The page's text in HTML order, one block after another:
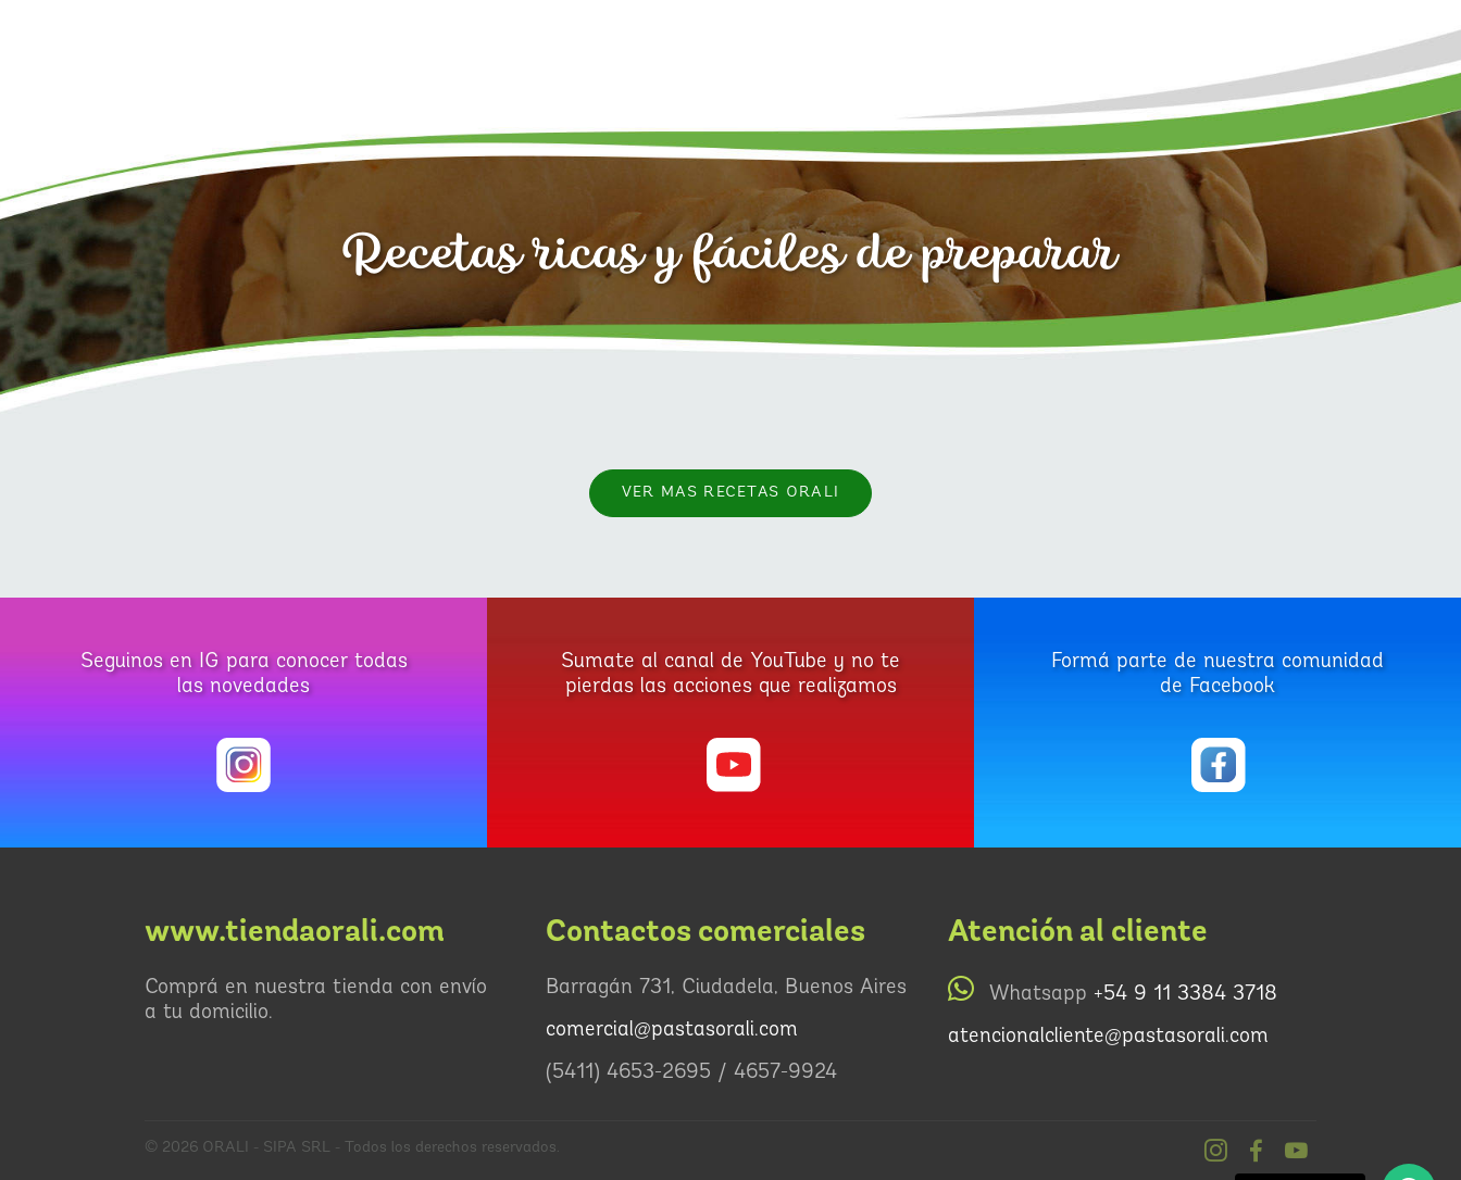
Recetas ricas y fáciles de preparar
VER MAS RECETAS ORALI
Seguinos en IG para conocer todas
las novedades
Sumate al canal de YouTube y no te
pierdas las acciones que realizamos
Formá parte de nuestra comunidad
de Facebook
www.tiendaorali.com
Comprá en nuestra tienda con envío
a tu domicilio.
Contactos comerciales
Barragán 731, Ciudadela, Buenos Aires
comercial@pastasorali.com
(5411) 4653-2695 / 4657-9924
Atención al cliente
Whatsapp +54 9 11 3384 3718
atencionalcliente@pastasorali.com
© 2026 ORALI - SIPA SRL - Todos los derechos reservados.